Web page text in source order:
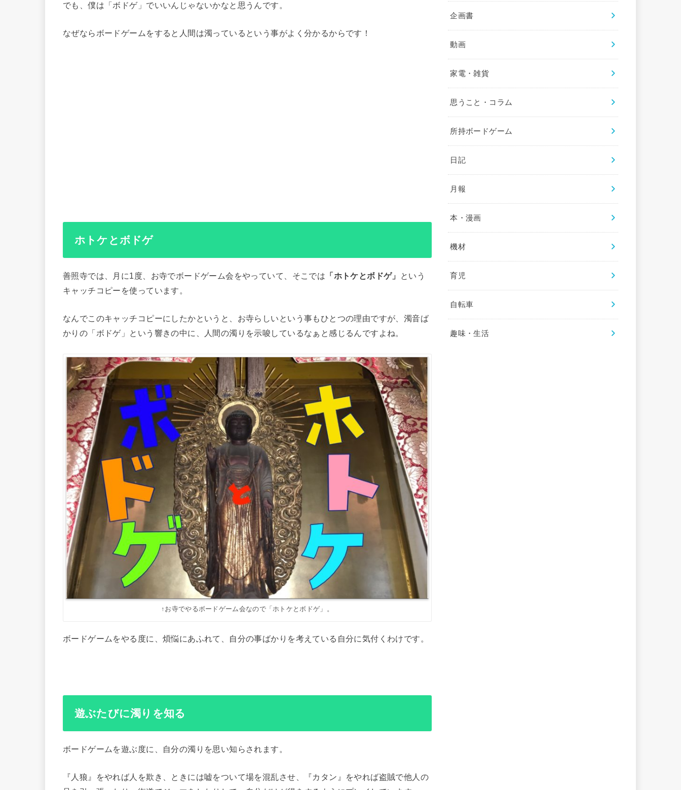
でも、僕は「ボドゲ」でいいんじゃないかなと思うんです。
なぜならボードゲームをすると人間は濁っているという事がよく分かるからです！
ホトケとボドゲ
善照寺では、月に1度、お寺でボードゲーム会をやっていて、そこでは 「ホトケとボドゲ」
という
キャッチコピーを使っています。
なんでこのキャッチコピーにしたかというと、お寺らしいという事もひとつの理由ですが、濁音ば
かりの「ボドゲ」という響きの中に、人間の濁りを示唆しているなぁと感じるんですよね。
↑お寺でやるボードゲーム会なので「ホトケとボドゲ」。
ボードゲームをやる度に、煩悩にあふれて、自分の事ばかりを考えている自分に気付くわけです。
遊ぶたびに濁りを知る
ボードゲームを遊ぶ度に、自分の濁りを思い知らされます。
『人狼』をやれば人を欺き、ときには嘘をついて場を混乱させ、『カタン』をやれば盗賊で他人の
企画書
動画
家電・雑貨
思うこと・コラム
所持ボードゲーム
日記
月報
本・漫画
機材
育児
自転車
趣味・生活